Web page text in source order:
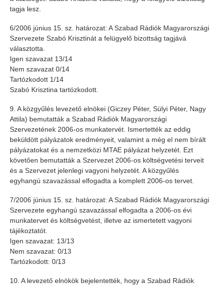
tagja lesz.
6/2006 június 15. sz. határozat: A Szabad Rádiók Magyarországi
Szervezete Szabó Krisztinát a felügyelő bizottság tagjává
választotta.
Igen szavazat 13/14
Nem szavazat 0/14
Tartózkodott 1/14
Szabó Krisztina tartózkodott.
9. A közgyűlés levezető elnökei (Giczey Péter, Sülyi Péter, Nagy
Attila) bemutatták a Szabad Rádiók Magyarországi
Szervezetének 2006-os munkatervét. Ismertették az eddig
beküldött pályázatok eredményeit, valamint a még el nem bírált
pályázatokat és a nemzetközi MTAE pályázat helyzetét. Ezt
követően bemutatták a Szervezet 2006-os költségvetési terveit
és a Szervezet jelenlegi vagyoni helyzetét. A közgyűlés
egyhangú szavazással elfogadta a komplett 2006-os tervet.
7/2006 június 15. sz. határozat: A Szabad Rádiók Magyarországi
Szervezete egyhangú szavazással elfogadta a 2006-os évi
munkatervet és költségvetést, illetve az ismertetett vagyoni
tájékoztatót.
Igen szavazat: 13/13
Nem szavazat: 0/13
Tartózkodott: 0/13
10. A levezető elnökök bejelentették, hogy a Szabad Rádiók